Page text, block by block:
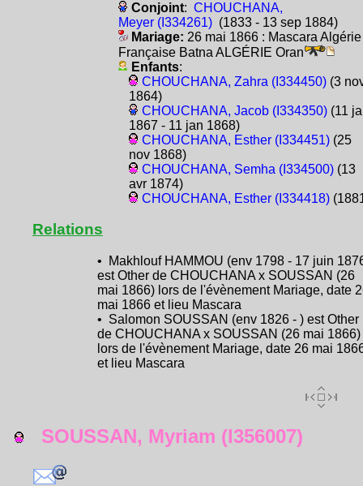
Conjoint: CHOUCHANA,
Meyer (I334261)(1833 - 13 sep 1884)
Mariage: 26 mai 1866 : Mascara Algérie
Française Batna ALGÉRIE Oran
Enfants:
CHOUCHANA, Zahra (I334450)(3
1864)
CHOUCHANA, Jacob (I334350)(11
1867 - 11 jan 1868)
CHOUCHANA, Esther (I334451)(25
nov 1868)
CHOUCHANA, Semha (I334500)(13
avr 1874)
CHOUCHANA, Esther (I334418)
Relations
• Makhlouf HAMMOU (env 1798 - 17 juin
est Other de CHOUCHANA x SOUSSAN (26
mai 1866) lors de l'évènement Mariage, date
mai 1866 et lieu Mascara
• Salomon SOUSSAN (env 1826 - ) est Other
de CHOUCHANA x SOUSSAN (26 mai 1866)
lors de l'évènement Mariage, date 26 mai
et lieu Mascara
SOUSSAN, Myriam (I356007)